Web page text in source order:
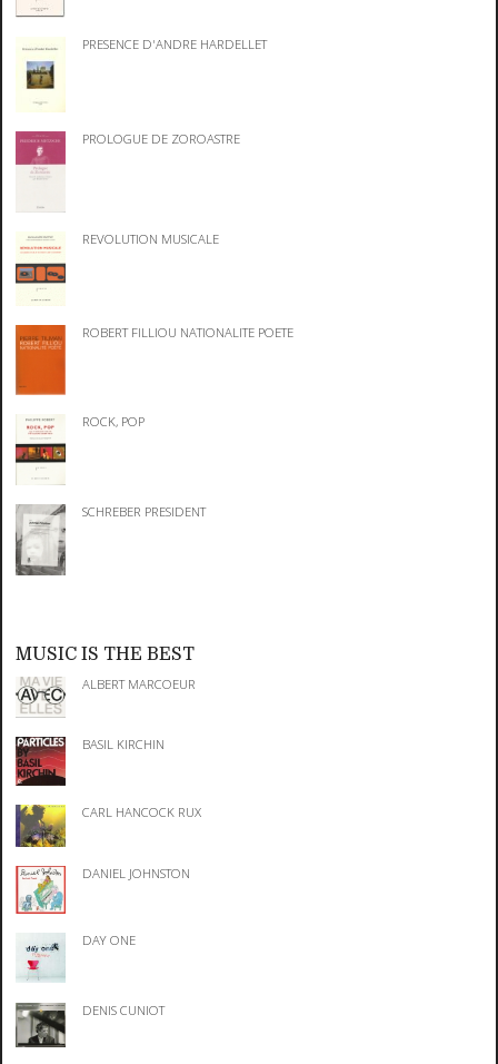
PRESENCE D'ANDRE HARDELLET
PROLOGUE DE ZOROASTRE
REVOLUTION MUSICALE
ROBERT FILLIOU NATIONALITE POETE
ROCK, POP
SCHREBER PRESIDENT
MUSIC IS THE BEST
ALBERT MARCOEUR
BASIL KIRCHIN
CARL HANCOCK RUX
DANIEL JOHNSTON
DAY ONE
DENIS CUNIOT